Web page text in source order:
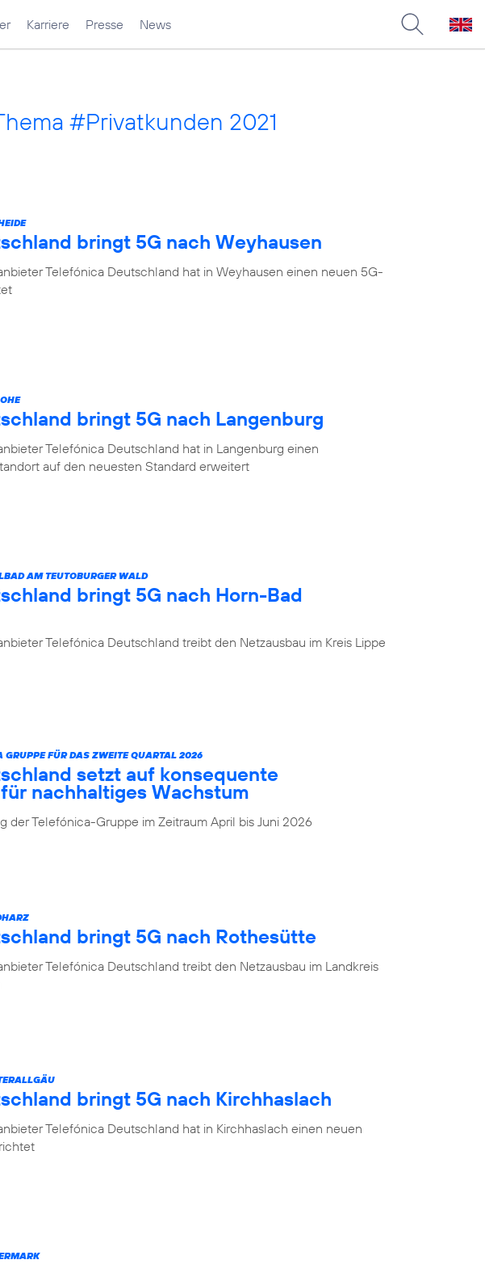
Karriere Presse News
#Privatkunden 2021
bringt 5G nach Weyhausen
Telefónica Deutschland hat in Weyhausen einen neuen 5G-
bringt 5G nach Langenburg
Telefónica Deutschland hat in Langenburg einen
auf den neuesten Standard erweitert
AM TEUTOBURGER WALD
bringt 5G nach Horn-Bad
Telefónica Deutschland treibt den Netzausbau im Kreis Lippe
GRUPPE FÜR DAS ZWEITE QUARTAL 2026
setzt auf konsequente
nachhaltiges Wachstum
der Telefónica-Gruppe im Zeitraum April bis Juni 2026
bringt 5G nach Rothesütte
Telefónica Deutschland treibt den Netzausbau im Landkreis
bringt 5G nach Kirchhaslach
Telefónica Deutschland hat in Kirchhaslach einen neuen